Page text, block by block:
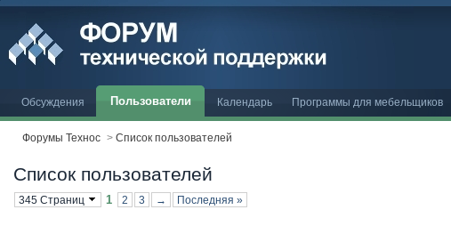
Обсуждения Пользователи Календарь Программы для мебельщиков
Форумы Технос > Список пользователей
Список пользователей
345 Страниц 1 2 3 → Последняя »